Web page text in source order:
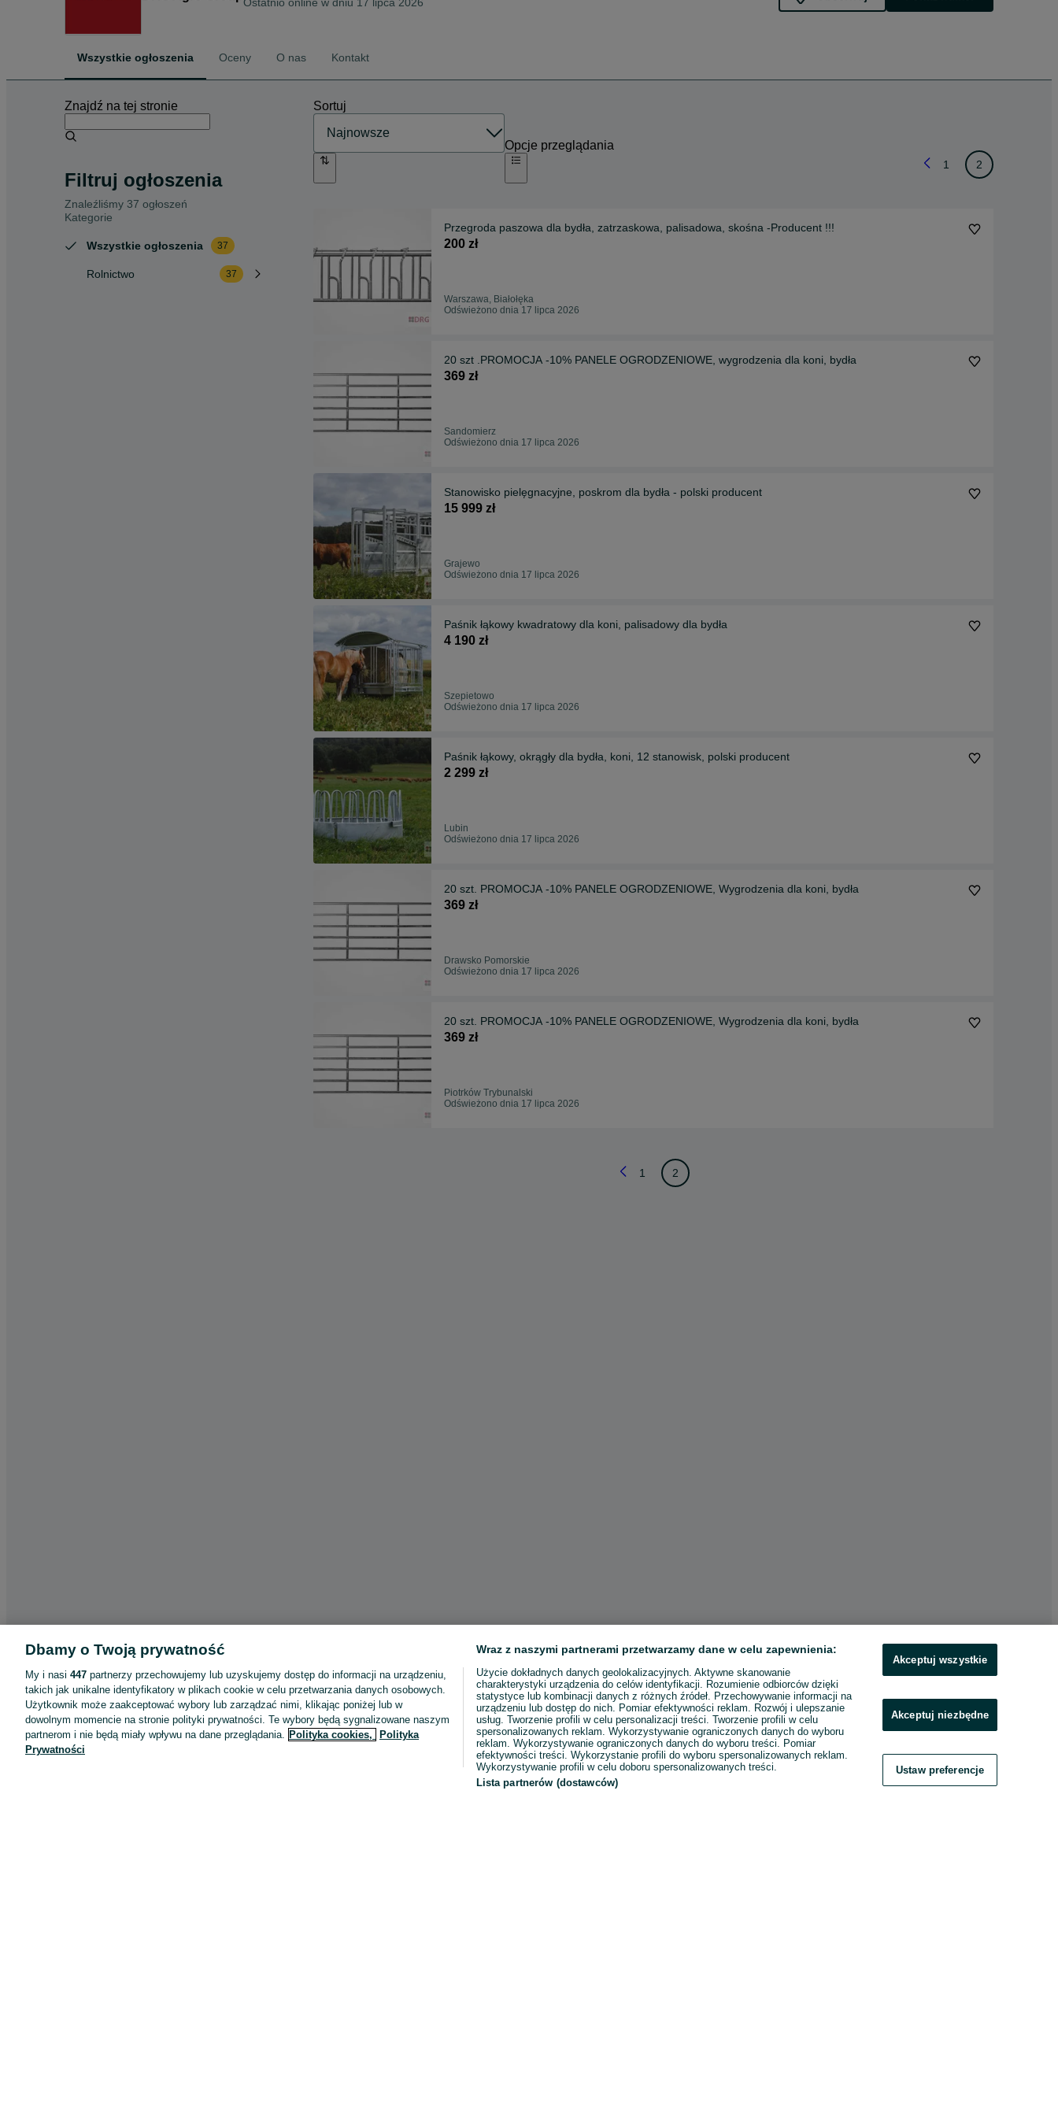
Wszystkie ogłoszenia Oceny O nas Kontakt
Znajdź na tej stronie
Filtruj ogłoszenia
Znaleźliśmy 37 ogłoszeń
Kategorie
Wszystkie ogłoszenia 37
Rolnictwo 37
Sortuj
Opcje przeglądania
1 2
Przegroda paszowa dla bydła, zatrzaskowa, palisadowa, skośna -Producent !!!
200 zł
Warszawa, Białołęka
Odświeżono dnia 17 lipca 2026
20 szt .PROMOCJA -10% PANELE OGRODZENIOWE, wygrodzenia dla koni, bydła
369 zł
Sandomierz
Odświeżono dnia 17 lipca 2026
Stanowisko pielęgnacyjne, poskrom dla bydła - polski producent
15 999 zł
Grajewo
Odświeżono dnia 17 lipca 2026
Paśnik łąkowy kwadratowy dla koni, palisadowy dla bydła
4 190 zł
Szepietowo
Odświeżono dnia 17 lipca 2026
Paśnik łąkowy, okrągły dla bydła, koni, 12 stanowisk, polski producent
2 299 zł
Lubin
Odświeżono dnia 17 lipca 2026
20 szt. PROMOCJA -10% PANELE OGRODZENIOWE, Wygrodzenia dla koni, bydła
369 zł
Drawsko Pomorskie
Odświeżono dnia 17 lipca 2026
20 szt. PROMOCJA -10% PANELE OGRODZENIOWE, Wygrodzenia dla koni, bydła
369 zł
Piotrków Trybunalski
Odświeżono dnia 17 lipca 2026
1 2
Aplikacje mobilne OLX.pl
Pomoc
Wyróżnione ogłoszenia
Dbamy o Twoją prywatność
My i nasi 447 partnerzy przechowujemy lub uzyskujemy dostęp do informacji na urządzeniu,
takich jak unikalne identyfikatory w plikach cookie w celu przetwarzania danych osobowych.
Użytkownik może zaakceptować wybory lub zarządzać nimi, klikając poniżej lub w
dowolnym momencie na stronie polityki prywatności. Te wybory będą sygnalizowane naszym
partnerom i nie będą miały wpływu na dane przeglądania. Polityka cookies,
Polityka
Prywatności
Wraz z naszymi partnerami przetwarzamy dane w celu zapewnienia:
Użycie dokładnych danych geolokalizacyjnych. Aktywne skanowanie
charakterystyki urządzenia do celów identyfikacji. Rozumienie odbiorców dzięki
statystyce lub kombinacji danych z różnych źródeł. Przechowywanie informacji na
urządzeniu lub dostęp do nich. Pomiar efektywności reklam. Rozwój i ulepszanie
usług. Tworzenie profili w celu personalizacji treści. Tworzenie profili w celu
spersonalizowanych reklam. Wykorzystywanie ograniczonych danych do wyboru
reklam. Wykorzystywanie ograniczonych danych do wyboru treści. Pomiar
efektywności treści. Wykorzystanie profili do wyboru spersonalizowanych reklam.
Wykorzystywanie profili w celu doboru spersonalizowanych treści.
Lista partnerów (dostawców)
Akceptuj wszystkie
Akceptuj niezbędne
Ustaw preferencje